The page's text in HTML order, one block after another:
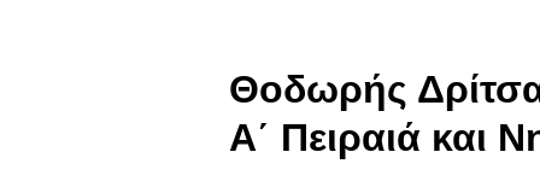
Θοδωρής
Α΄ Πειραιά και